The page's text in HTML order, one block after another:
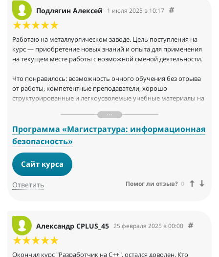
Подлягин Алексей 1 июля 2025 в 10:17
Работаю на металлургическом заводе. Цель поступления на
курс — приобретение новых знаний и опыта для применения
на текущем месте работы с возможной сменой деятельности.
Что понравилось: возможность очного обучения без отрыва
от работы, компетентные преподаватели, хорошо
структурированные и легкоусвояемые учебные материалы на
внимание и индивидуальный подход. Знания пригодятся на
любом месте работы, особенно связанной с цифровизацией
бизнеса.
Программа «Магистратура: информационная
безопасность»
Сайт курса
Ответить Помог ли отзыв? 0
Александр CPLUS_45 25 февраля 2025 в 00:00
Окончил курс "Разработчик на C++", остался доволен. Кто